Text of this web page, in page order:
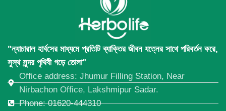
"ন্যাচারাল হার্বসের মাধ্যমে প্রতিটি ব্যাক্তির জীবন যত্নের সাথে পরিবর্তন করে,
সুস্থ সুন্দর পৃথিবী গড়ে তোলা"
Office address: Jhumur Filling Station, Near
Nirbachon Office, Lakshmipur Sadar.
Phone: 01620-444310